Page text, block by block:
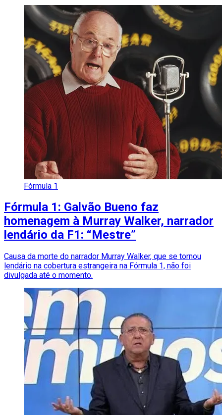
Fórmula 1
Fórmula 1: Galvão Bueno faz
homenagem à Murray Walker, narrador
lendário da F1: “Mestre”
Causa da morte do narrador Murray Walker, que se tornou
lendário na cobertura estrangeira na Fórmula 1, não foi
divulgada até o momento.